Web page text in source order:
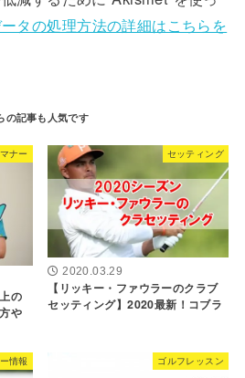
タの処理方法の詳細はこちらを
ナー
の
や
セッティング
2020.03.29
【リッキー・ファウラーのクラブ
セッティング】2020最新！コブラ
情報 ゴルフレッスン